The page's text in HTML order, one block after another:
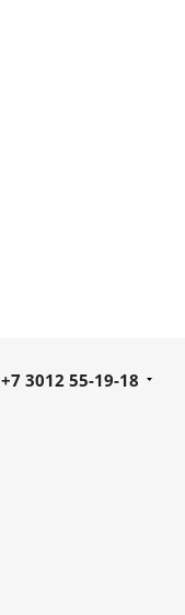
+7 3012 55-19-18